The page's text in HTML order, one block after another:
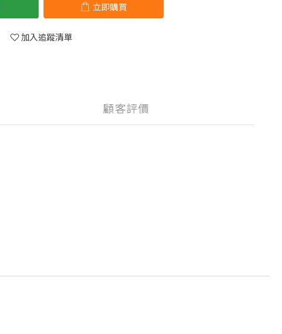
立即購買
加入追蹤清單
顧客評價